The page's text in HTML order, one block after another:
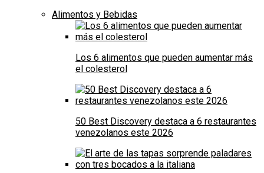
Alimentos y Bebidas
Los 6 alimentos que pueden aumentar más
el colesterol
50 Best Discovery destaca a 6 restaurantes
venezolanos este 2026